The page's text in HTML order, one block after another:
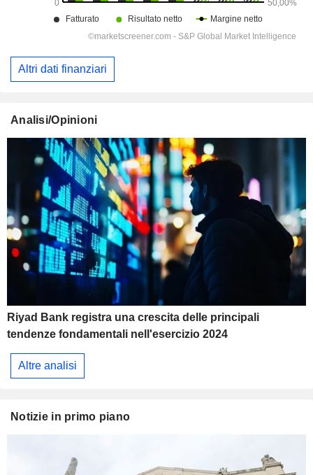
Altri dati finanziari
Analisi/Opinioni
Riyad Bank registra una crescita delle principali
tendenze fondamentali nell'esercizio 2024
Altre analisi
Notizie in primo piano